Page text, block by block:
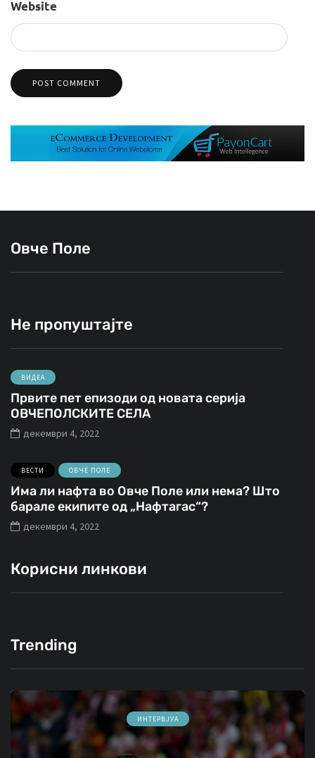
Website
Овче Поле
Не пропуштајте
ВИДЕА
Првите пет епизоди од новата серија
ОВЧЕПОЛСКИТЕ СЕЛА
декември 4, 2022
ВЕСТИ ОВЧЕ ПОЛЕ
Има ли нафта во Овче Поле или нема? Што
барале екипите од „Нафтагас“?
декември 4, 2022
Корисни линкови
Trending
ИНТЕРВЈУА